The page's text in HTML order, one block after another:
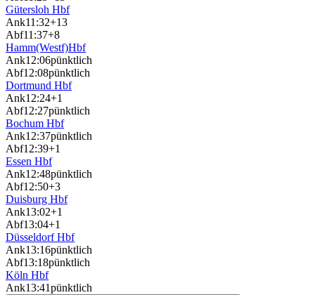
Gütersloh Hbf
Ank11:32+13
Abf11:37+8
Hamm(Westf)Hbf
Ank12:06pünktlich
Abf12:08pünktlich
Dortmund Hbf
Ank12:24+1
Abf12:27pünktlich
Bochum Hbf
Ank12:37pünktlich
Abf12:39+1
Essen Hbf
Ank12:48pünktlich
Abf12:50+3
Duisburg Hbf
Ank13:02+1
Abf13:04+1
Düsseldorf Hbf
Ank13:16pünktlich
Abf13:18pünktlich
Köln Hbf
Ank13:41pünktlich